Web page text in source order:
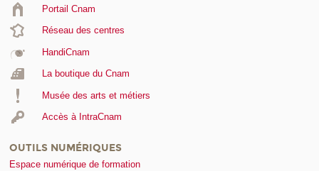
Portail Cnam
Réseau des centres
HandiCnam
La boutique du Cnam
Musée des arts et métiers
Accès à IntraCnam
OUTILS NUMÉRIQUES
Espace numérique de formation